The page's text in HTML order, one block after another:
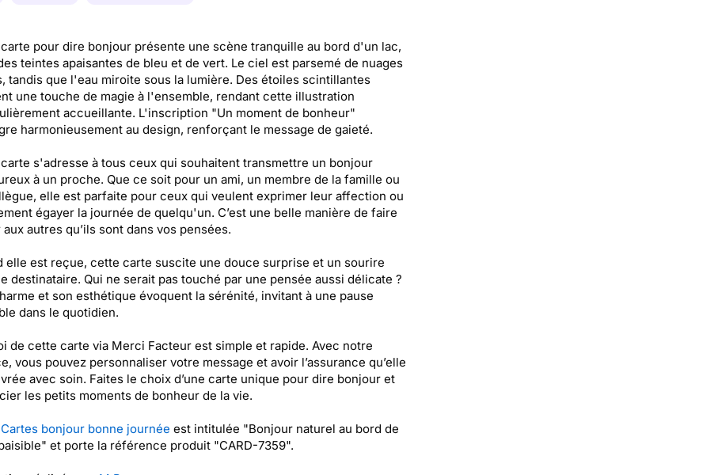
pour dire bonjour présente une scène tranquille au bord d'un lac,
teintes apaisantes de bleu et de vert. Le ciel est parsemé de nuages
tandis que l'eau miroite sous la lumière. Des étoiles scintillantes
une touche de magie à l'ensemble, rendant cette illustration
accueillante. L'inscription "Un moment de bonheur"
harmonieusement au design, renforçant le message de gaieté.
s'adresse à tous ceux qui souhaitent transmettre un bonjour
à un proche. Que ce soit pour un ami, un membre de la famille ou
elle est parfaite pour ceux qui veulent exprimer leur affection ou
égayer la journée de quelqu'un. C’est une belle manière de faire
aux autres qu’ils sont dans vos pensées.
elle est reçue, cette carte suscite une douce surprise et un sourire
destinataire. Qui ne serait pas touché par une pensée aussi délicate ?
et son esthétique évoquent la sérénité, invitant à une pause
dans le quotidien.
de cette carte via Merci Facteur est simple et rapide. Avec notre
vous pouvez personnaliser votre message et avoir l’assurance qu’elle
avec soin. Faites le choix d’une carte unique pour dire bonjour et
les petits moments de bonheur de la vie.
Cartes bonjour bonne journée est intitulée "Bonjour naturel au bord de
et porte la référence produit "CARD-7359".